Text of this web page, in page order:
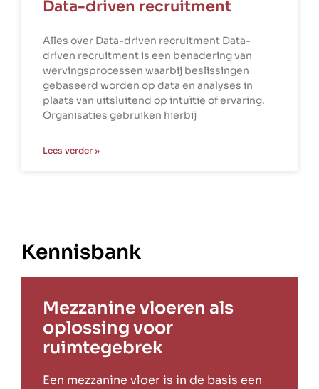
Data-driven recruitment
Alles over Data-driven recruitment Data-
driven recruitment is een benadering van
wervingsprocessen waarbij beslissingen
gebaseerd worden op data en analyses in
plaats van uitsluitend op intuïtie of ervaring.
Organisaties gebruiken hierbij
Lees verder »
Kennisbank
Mezzanine vloeren als
oplossing voor
ruimtegebrek
Een mezzanine vloer is in de basis een